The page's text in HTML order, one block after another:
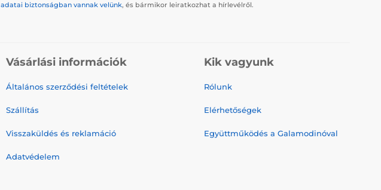
adatai biztonságban vannak velünk, és bármikor leiratkozhat a hírlevélről.
Vásárlási információk
Általános szerződési feltételek
Szállítás
Visszaküldés és reklamáció
Adatvédelem
Kik vagyunk
Rólunk
Elérhetőségek
Együttműködés a Galamodinóval